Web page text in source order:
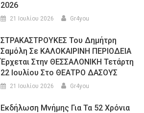
2026
21 Ιουλίου 2026 Gr4you
ΣΤΡΑΚΑΣΤΡΟΥΚΕΣ Του Δημήτρη
Σαμόλη Σε ΚΑΛΟΚΑΙΡΙΝΗ ΠΕΡΙΟΔΕΙΑ
Έρχεται Στην ΘΕΣΣΑΛΟΝΙΚΗ Τετάρτη
22 Ιουλίου Στο ΘΕΑΤΡΟ ΔΑΣΟΥΣ
21 Ιουλίου 2026 Gr4you
Εκδήλωση Μνήμης Για Τα 52 Χρόνια